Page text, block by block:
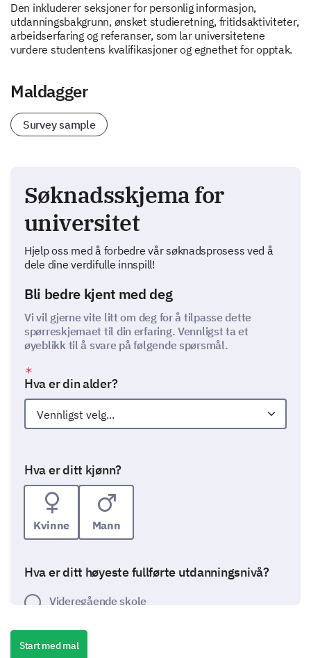
Den inkluderer seksjoner for personlig informasjon,
utdanningsbakgrunn, ønsket studieretning, fritidsaktiviteter,
arbeidserfaring og referanser, som lar universitetene
vurdere studentens kvalifikasjoner og egnethet for opptak.
Maldagger
Survey sample
Søknadsskjema for
universitet
Hjelp oss med å forbedre vår søknadsprosess ved å
dele dine verdifulle innspill!
Bli bedre kjent med deg
Vi vil gjerne vite litt om deg for å tilpasse dette
spørreskjemaet til din erfaring. Vennligst ta et
øyeblikk til å svare på følgende spørsmål.
Hva er din alder?
Hva er ditt kjønn?
Kvinne Mann
Hva er ditt høyeste fullførte utdanningsnivå?
Videregående skole
Fagbrev
Start med mal